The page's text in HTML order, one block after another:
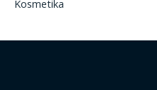
Kosmetika